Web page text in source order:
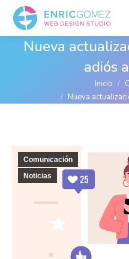
Nueva
adiós
Inicio
Nueva
Comunicación
Noticias